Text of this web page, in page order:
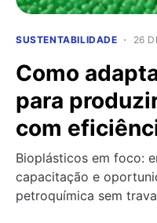
SUSTENTABILIDADE 26
Como
para
com
Bioplásticos em foco:
capacitação e
petroquímica sem